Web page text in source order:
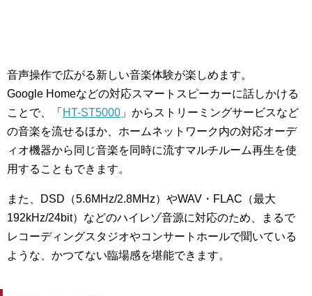
音声操作で広がる新しい音楽体験が楽しめます。
Google Homeなどの対応スマートスピーカーに話しかける
ことで、「 HT-ST5000 」からストリーミングサービスなど
の音楽を流せるほか、ホームネットワーク内の対応オーデ
ィオ機器から同じ音楽を同時に流すマルチルーム再生を使
用することもできます。
また、DSD（5.6MHz/2.8MHz）やWAV・FLAC（最大
192kHz/24bit）などのハイレゾ音源に対応のため、まるで
レコーディングスタジオやコンサートホールで聞いている
ような、かつてない臨場感を堪能できます。